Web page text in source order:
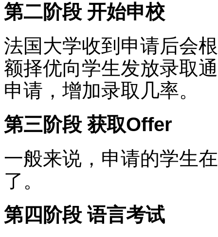
第二阶段 开始申校
法国大学收到申请后会
额择优向学生发放录取
申请，增加录取几率。
第三阶段 获取Offer
一般来说，申请的学生
了。
第四阶段 语言考试